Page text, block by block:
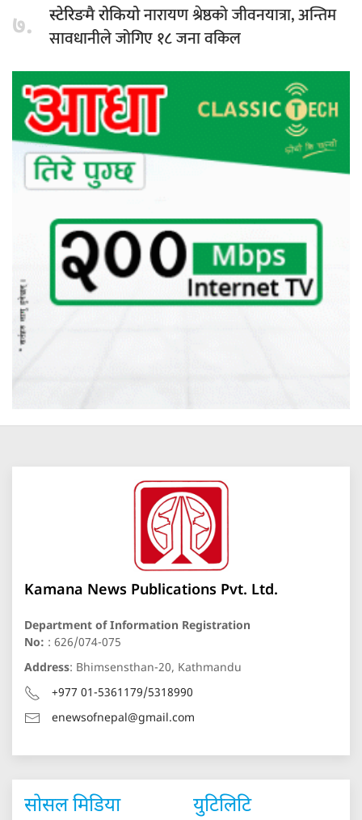
७. स्टेरिङमै रोकियोनारायण श्रेष्ठको जीवनयात्रा, अन्तिम
सावधानीले जोगिए १८ जना वकिल
Kamana News Publications Pvt. Ltd.
Department of Information Registration
No: : 626/074-075
Address: Bhimsensthan-20, Kathmandu
+977 01-5361179/5318990
enewsofnepal@gmail.com
सोसल मिडिया युटिलिटि